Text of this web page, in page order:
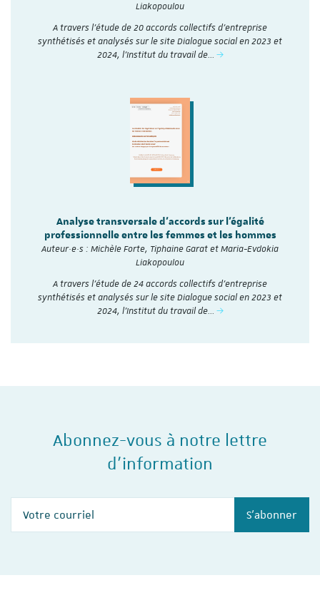
Liakopoulou
A travers l’étude de 20 accords collectifs d’entreprise
synthétisés et analysés sur le site Dialogue social en 2023 et
2024, l'Institut du travail de…
Analyse transversale d'accords sur l'égalité
professionnelle entre les femmes et les hommes
Auteur·e·s : Michèle Forte, Tiphaine Garat et Maria-Evdokia
Liakopoulou
A travers l’étude de 24 accords collectifs d’entreprise
synthétisés et analysés sur le site Dialogue social en 2023 et
2024, l'Institut du travail de…
Abonnez-vous à notre lettre
d'information
S'abonner